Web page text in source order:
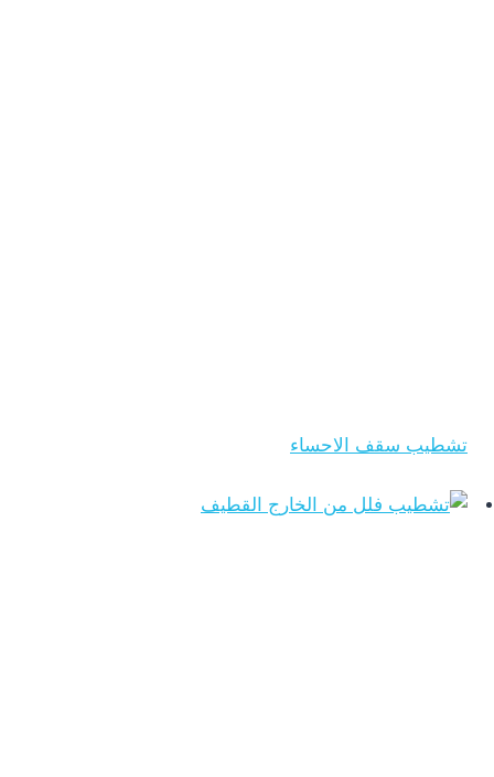
تشطيب سقف الاحساء